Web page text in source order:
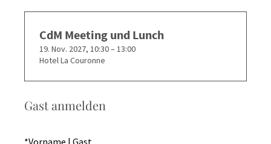
Gast anmelden
*Vorname | Gast
CdM Meeting und Lunch
19. Nov. 2027, 10:30 – 13:00
Hotel La Couronne